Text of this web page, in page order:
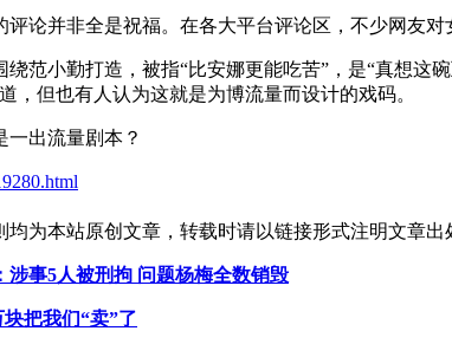
论并非全是祝福。在各大平台评论区，不少网友
范小勤打造，被指“比安娜更能吃苦”，是“真想这
，但也有人认为这就是为博流量而设计的戏码。
一出流量剧本？
均为本站原创文章，转载时请以链接形式注明文章出
涉事5人被刑拘 问题杨梅全数销毁
把我们“卖”了